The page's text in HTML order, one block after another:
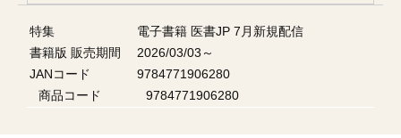
特集
電子書籍 医書JP 7月新規配信
書籍版 販売期間
2026/03/03～
JANコード
9784771906280
商品コード
9784771906280